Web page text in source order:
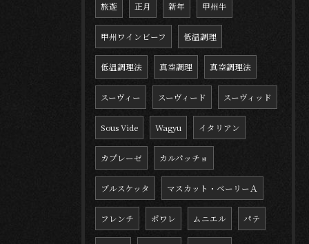
旅遊 正月 新年 甲州牛
甲州ワインビーフ 低温調理
低温調理法 真空調理 真空調理法
スーヴィー スーヴィード スーヴィッド
Sous Vide Wagyu イタリアン
カプレーゼ カルパッチョ
ブルスケッタ マスカット・ベーリーＡ
フレンチ ポワレ ムニエル パテ